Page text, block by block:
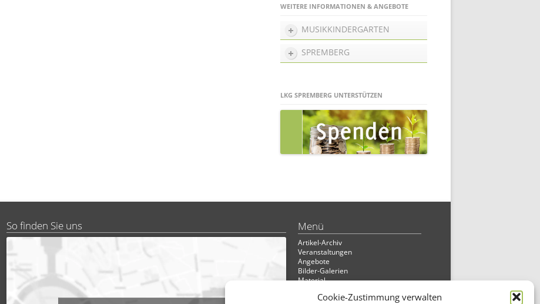
Cookie-Zustimmung verwalten
WEITERE INFORMATIONEN & ANGEBOTE
MUSIKKINDERGARTEN
SPREMBERG
LKG SPREMBERG UNTERSTÜTZEN
So finden Sie uns Menü
Artikel-Archiv
Veranstaltungen
Angebote
Bilder-Galerien
Material
Kontakt